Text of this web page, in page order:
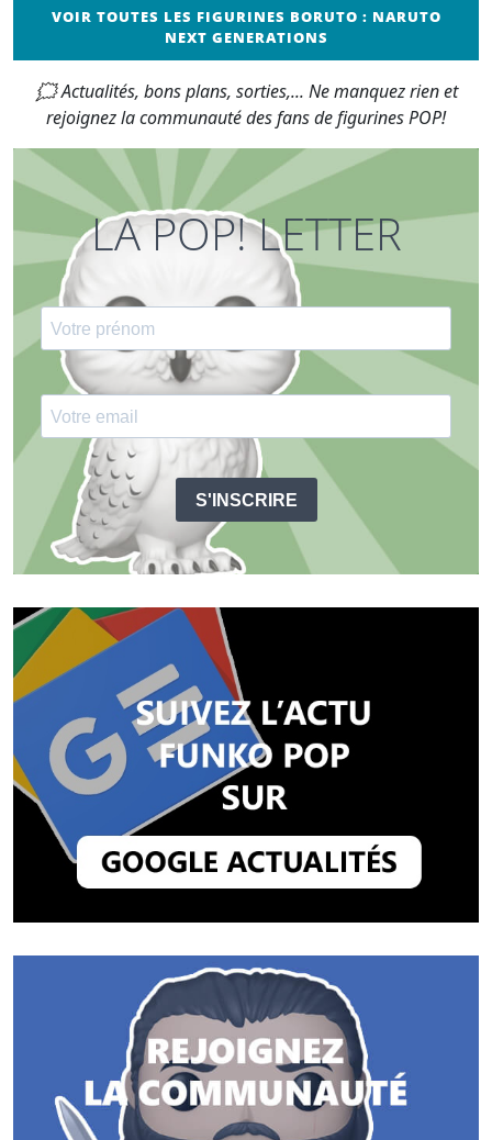
VOIR TOUTES LES FIGURINES BORUTO : NARUTO
NEXT GENERATIONS
🗯 Actualités, bons plans, sorties,... Ne manquez rien et
rejoignez la communauté des fans de figurines POP!
LA POP! LETTER
S'INSCRIRE